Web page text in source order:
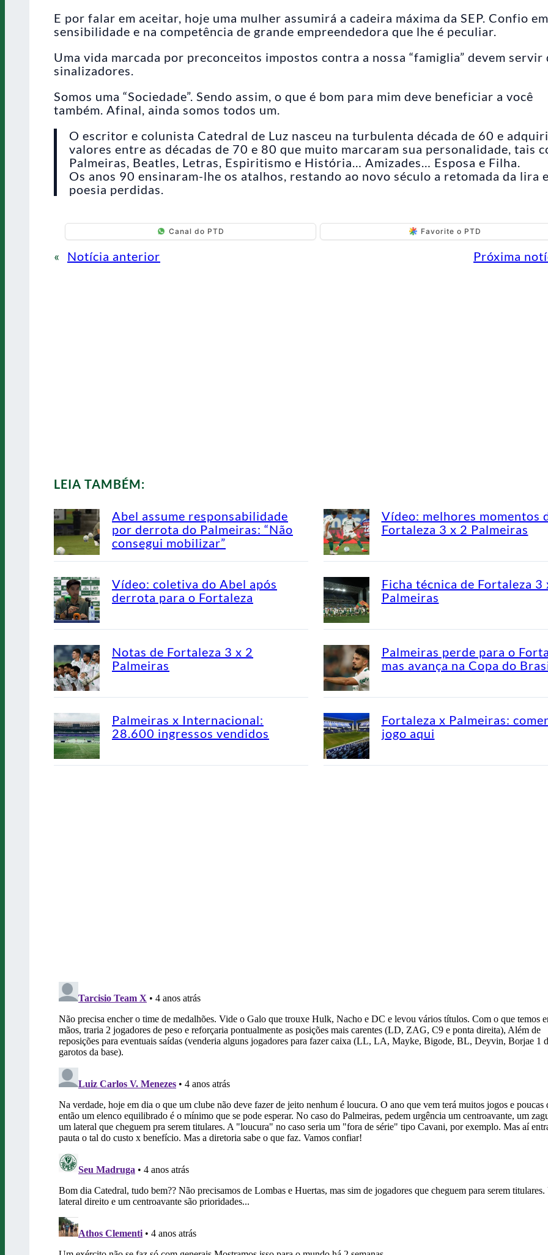
E por falar em aceitar, hoje uma mulher assumirá a cadeira máxima da SEP. Confio
sensibilidade e na competência de grande empreendedora que lhe é peculiar.
Uma vida marcada por preconceitos impostos contra a nossa “famiglia” devem servir
sinalizadores.
Somos uma “Sociedade”. Sendo assim, o que é bom para mim deve beneficiar a você
também. Afinal, ainda somos todos um.
O escritor e colunista Catedral de Luz nasceu na turbulenta década de 60 e
valores entre as décadas de 70 e 80 que muito marcaram sua personalidade, tais
Palmeiras, Beatles, Letras, Espiritismo e História… Amizades… Esposa e Filha.
Os anos 90 ensinaram-lhe os atalhos, restando ao novo século a retomada da lira e
poesia perdidas.
Canal do PTD Favorite o PTD
« Notícia anterior Próxima
LEIA TAMBÉM:
Abel assume responsabilidade
por derrota do Palmeiras: “Não
consegui mobilizar”
Vídeo: melhores momentos
Fortaleza 3 x 2 Palmeiras
Vídeo: coletiva do Abel após
derrota para o Fortaleza
Ficha técnica de Fortaleza 3
Palmeiras
Notas de Fortaleza 3 x 2
Palmeiras
Palmeiras perde para o
mas avança na Copa do
Palmeiras x Internacional:
28.600 ingressos vendidos
Fortaleza x Palmeiras:
jogo aqui